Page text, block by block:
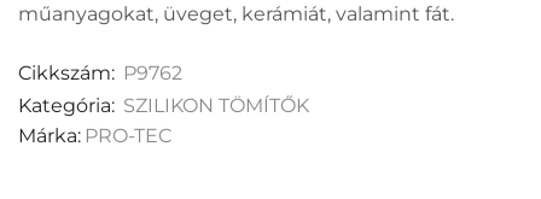
műanyagokat, üveget, kerámiát, valamint fát.
Cikkszám: P9762
Kategória: SZILIKON TÖMÍTŐK
Márka: PRO-TEC